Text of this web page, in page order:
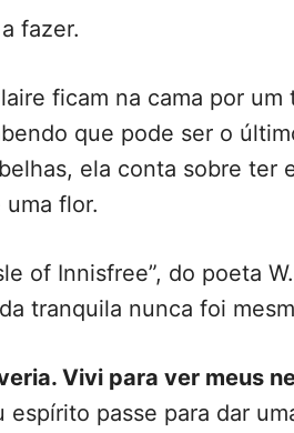
fazer.
ficam na cama por
que pode ser o
ela conta sobre ter
flor.
of Innisfree”, do poeta
tranquila nunca foi
Vivi para ver meus
passe para dar